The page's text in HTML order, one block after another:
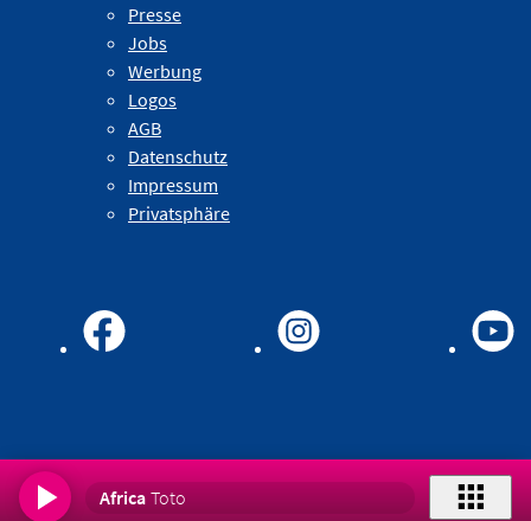
Presse
Jobs
Werbung
Logos
AGB
Datenschutz
Impressum
Privatsphäre
Africa Toto